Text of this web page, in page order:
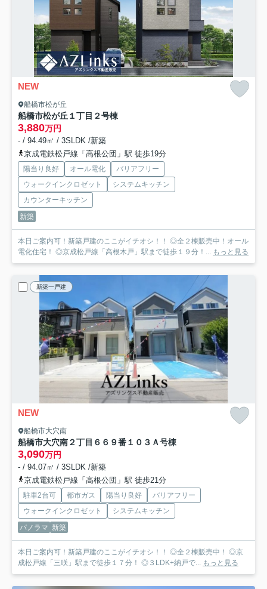
NEW
船橋市松が丘
船橋市松が丘１丁目 ２号棟
3,880万円
- / 94.49㎡ / 3SLDK /新築
京成電鉄松戸線「高根公団」駅 徒歩19分
陽当り良好 オール電化
バリアフリー
ウォークインクロゼット
システムキッチン
カウンターキッチン
新築
本日ご案内可！新築戸建のここがイチオシ！！ ◎全２棟販売中！オール
電化住宅！ ◎京成松戸線「高根木戸」駅まで徒歩１９分！... もっと見る
新築一戸建
NEW
船橋市大穴南
船橋市大穴南２丁目６６９番１０３ Ａ号棟
3,090万円
- / 94.07㎡ / 3SLDK /新築
京成電鉄松戸線「高根公団」駅 徒歩21分
駐車2台可 都市ガス 陽当り良好
バリアフリー
ウォークインクロゼット
システムキッチン
パノラマ 新築
本日ご案内可！新築戸建のここがイチオシ！！ ◎全２棟販売中！ ◎京
成松戸線「三咲」駅まで徒歩１７分！ ◎３LDK+納戸で... もっと見る